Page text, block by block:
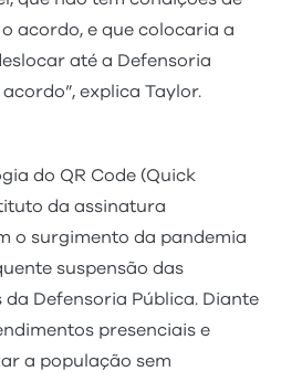
acordo, e que colocaria a
até a Defensoria
explica Taylor.
do QR Code (Quick
da assinatura
o surgimento da pandemia
suspensão das
Defensoria Pública. Diante
presenciais e
a população sem